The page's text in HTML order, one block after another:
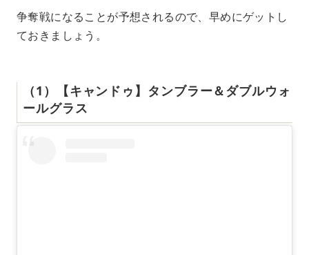
争奪戦になることが予想されるので、早めにゲットし
ておきましょう。
（1）【キャンドゥ】タンブラー＆ダブルウォ
ールグラス